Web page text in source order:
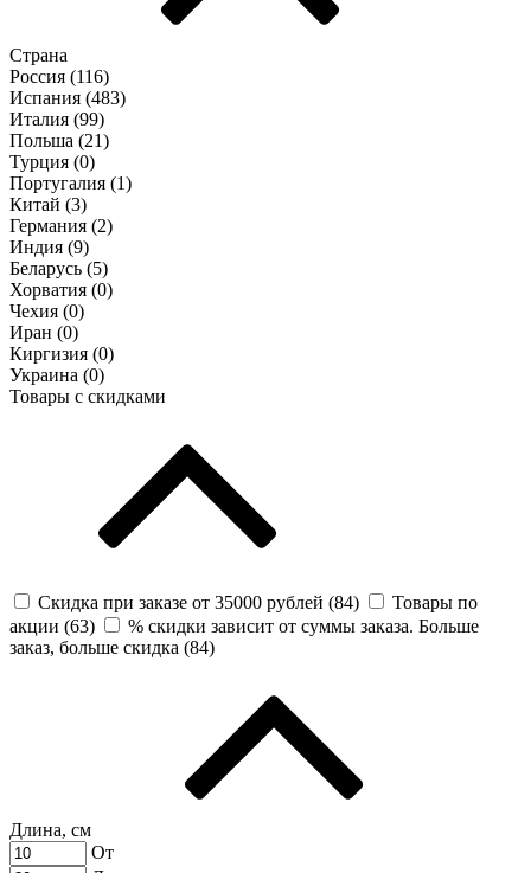
Страна
Россия (116)
Испания (483)
Италия (99)
Польша (21)
Турция (0)
Португалия (1)
Китай (3)
Германия (2)
Индия (9)
Беларусь (5)
Хорватия (0)
Чехия (0)
Иран (0)
Киргизия (0)
Украина (0)
Товары с скидками
Скидка при заказе от 35000 рублей (84)
Товары по
акции (63)
% скидки зависит от суммы заказа. Больше
заказ, больше скидка (84)
Длина, см
От